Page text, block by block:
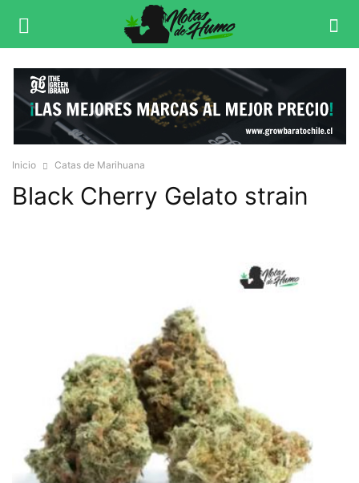
Inicio Catas de Marihuana
Black Cherry Gelato strain